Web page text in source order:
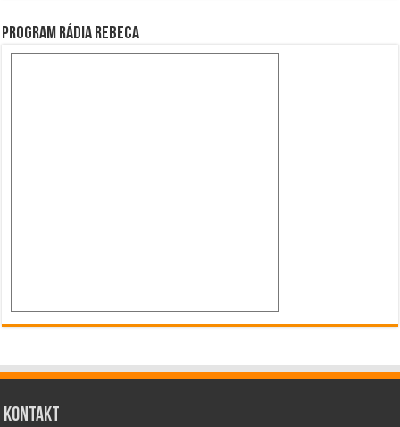
Program Rádia Rebeca
Kontakt